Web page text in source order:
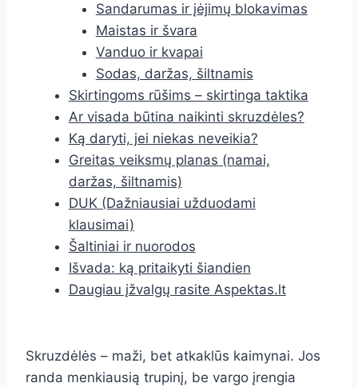
Sandarumas ir įėjimų blokavimas
Maistas ir švara
Vanduo ir kvapai
Sodas, daržas, šiltnamis
Skirtingoms rūšims – skirtinga taktika
Ar visada būtina naikinti skruzdėles?
Ką daryti, jei niekas neveikia?
Greitas veiksmų planas (namai,
daržas, šiltnamis)
DUK (Dažniausiai užduodami
klausimai)
Šaltiniai ir nuorodos
Išvada: ką pritaikyti šiandien
Daugiau įžvalgų rasite Aspektas.lt
Skruzdėlės – maži, bet atkaklūs kaimynai. Jos
randa menkiausią trupinį, be vargo įrengia